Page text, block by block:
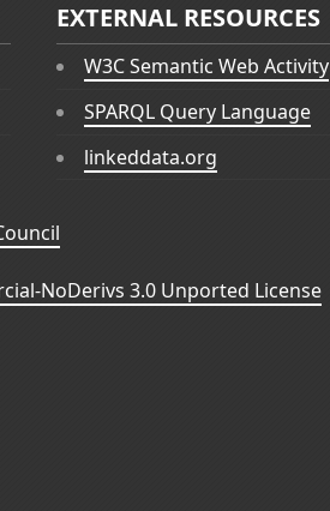
EXTERNAL RESOURCES
W3C Semantic Web Activity
SPARQL Query Language
linkeddata.org
NoDerivs 3.0 Unported License